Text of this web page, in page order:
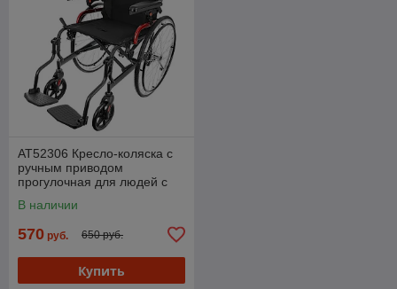
АТ52306 Кресло-коляска с
ручным приводом
прогулочная для людей с
возможностями
В наличии
570 руб. 650 руб.
Купить